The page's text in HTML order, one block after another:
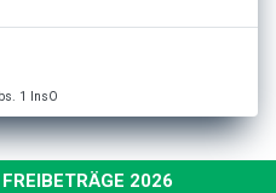
1 InsO
2026